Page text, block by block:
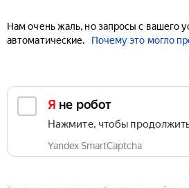
Нам очень жаль, но запросы с вашего
автоматические.
Почему это могло
Я не робот
Нажмите, чтобы
Yandex SmartCaptcha